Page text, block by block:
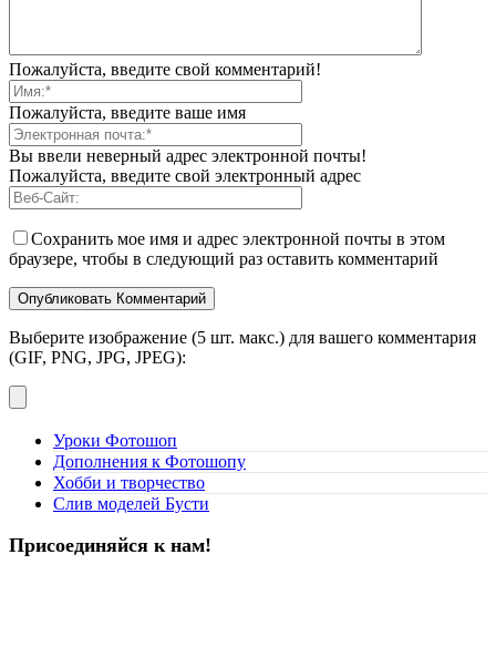
Пожалуйста, введите свой комментарий!
Пожалуйста, введите ваше имя
Вы ввели неверный адрес электронной почты!
Пожалуйста, введите свой электронный адрес
Сохранить мое имя и адрес электронной почты в этом
браузере, чтобы в следующий раз оставить комментарий
Выберите изображение (5 шт. макс.) для вашего комментария
(GIF, PNG, JPG, JPEG):
Уроки Фотошоп
Дополнения к Фотошопу
Хобби и творчество
Слив моделей Бусти
Присоединяйся к нам!